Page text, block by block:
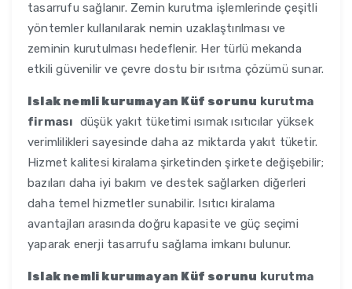
tasarrufu sağlanır. Zemin kurutma işlemlerinde çeşitli
yöntemler kullanılarak nemin uzaklaştırılması ve
zeminin kurutulması hedeflenir. Her türlü mekanda
etkili güvenilir ve çevre dostu bir ısıtma çözümü sunar.
Islak nemli kurumayan Küf sorunu kurutma
firması düşük yakıt tüketimi ısımak ısıtıcılar yüksek
verimlilikleri sayesinde daha az miktarda yakıt tüketir.
Hizmet kalitesi kiralama şirketinden şirkete değişebilir;
bazıları daha iyi bakım ve destek sağlarken diğerleri
daha temel hizmetler sunabilir. Isıtıcı kiralama
avantajları arasında doğru kapasite ve güç seçimi
yaparak enerji tasarrufu sağlama imkanı bulunur.
Islak nemli kurumayan Küf sorunu kurutma